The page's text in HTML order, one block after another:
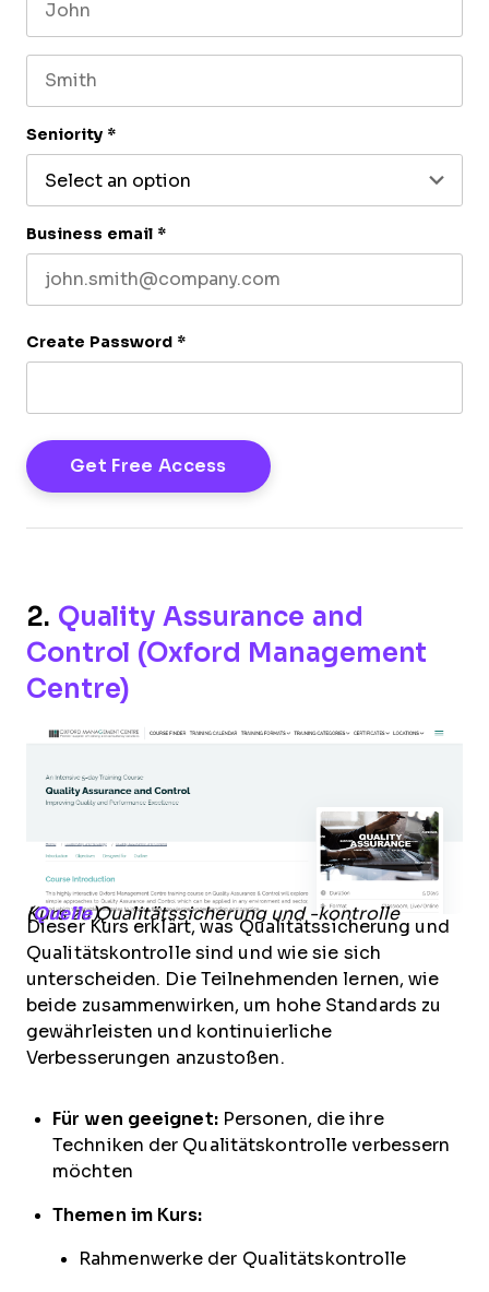
Seniority *
Business email *
Create Password *
2. Quality Assurance and
Control (Oxford Management
Centre)
Kurs zu Qualitätssicherung und -kontrolle (Quelle)
Dieser Kurs erklärt, was Qualitätssicherung und
Qualitätskontrolle sind und wie sie sich
unterscheiden. Die Teilnehmenden lernen, wie
beide zusammenwirken, um hohe Standards zu
gewährleisten und kontinuierliche
Verbesserungen anzustoßen.
Für wen geeignet:Personen, die ihre
Techniken der Qualitätskontrolle verbessern
möchten
Themen im Kurs:
Rahmenwerke der Qualitätskontrolle